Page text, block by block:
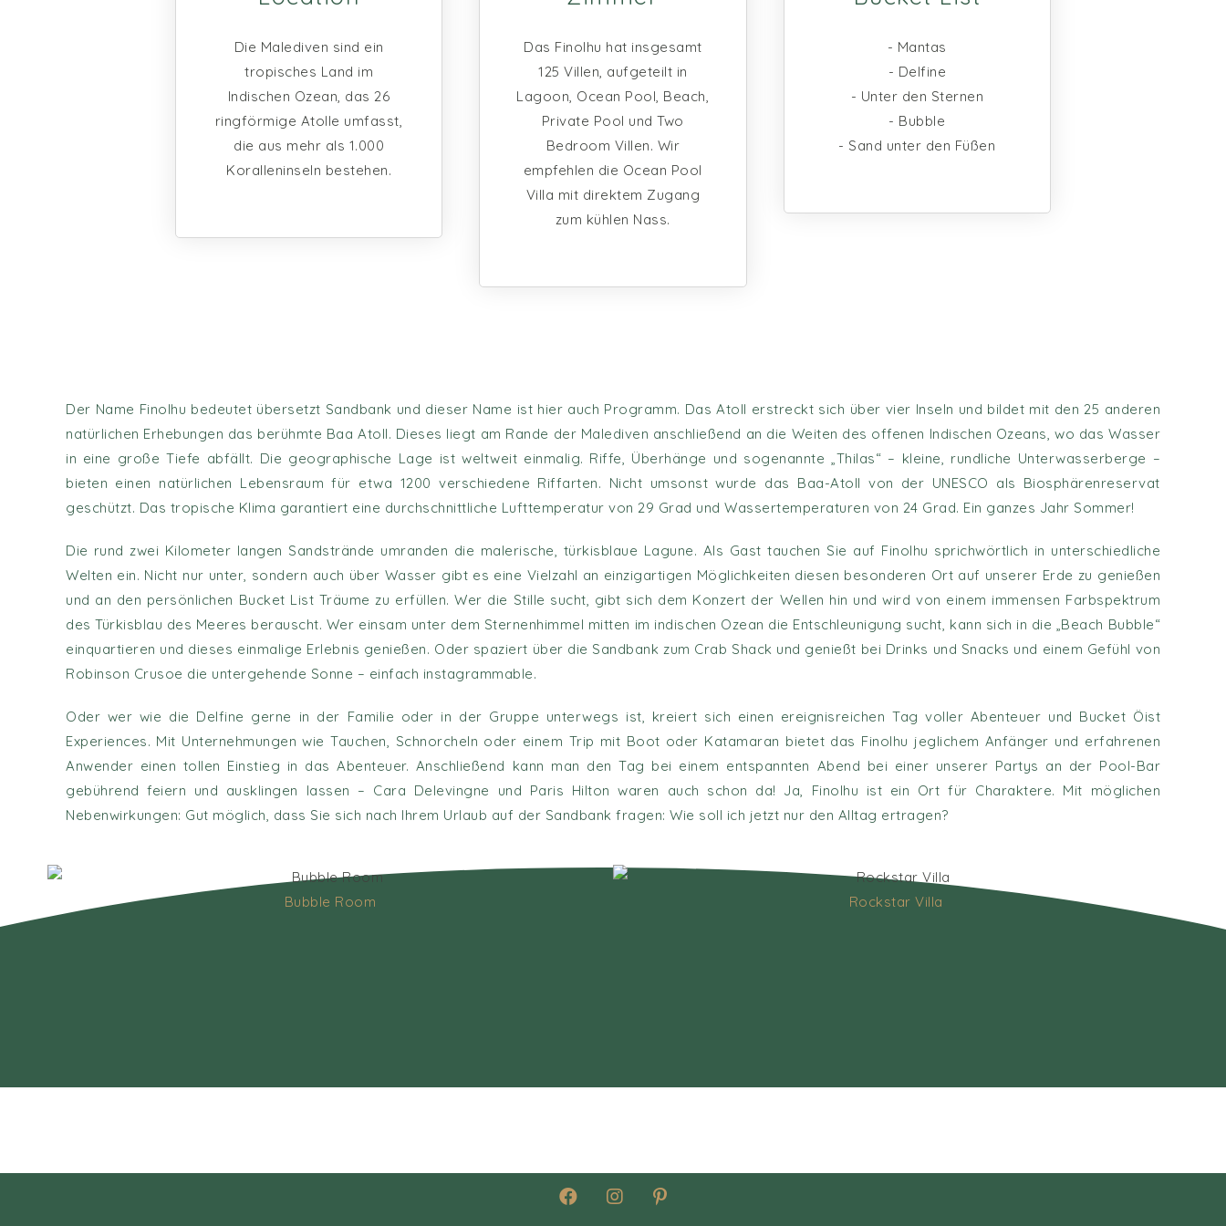
Die Malediven sind ein
tropisches Land im
Indischen Ozean, das 26
ringförmige Atolle umfasst,
die aus mehr als 1.000
Koralleninseln bestehen.
Das Finolhu hat insgesamt
125 Villen, aufgeteilt in
Lagoon, Ocean Pool, Beach,
Private Pool und Two
Bedroom Villen. Wir
empfehlen die Ocean Pool
Villa mit direktem Zugang
zum kühlen Nass.
- Mantas
- Delfine
- Unter den Sternen
- Bubble
- Sand unter den Füßen
Der Name Finolhu bedeutet übersetzt Sandbank und dieser Name ist hier auch Programm. Das Atoll erstreckt sich über vier Inseln und bildet mit den 25 anderen
natürlichen Erhebungen das berühmte Baa Atoll. Dieses liegt am Rande der Malediven anschließend an die Weiten des offenen Indischen Ozeans, wo das Wasser
in eine große Tiefe abfällt. Die geographische Lage ist weltweit einmalig. Riffe, Überhänge und sogenannte „Thilas“ – kleine, rundliche Unterwasserberge –
bieten einen natürlichen Lebensraum für etwa 1200 verschiedene Riffarten. Nicht umsonst wurde das Baa-Atoll von der UNESCO als Biosphärenreservat
geschützt. Das tropische Klima garantiert eine durchschnittliche Lufttemperatur von 29 Grad und Wassertemperaturen von 24 Grad. Ein ganzes Jahr Sommer!
Die rund zwei Kilometer langen Sandstrände umranden die malerische, türkisblaue Lagune. Als Gast tauchen Sie auf Finolhu sprichwörtlich in unterschiedliche
Welten ein. Nicht nur unter, sondern auch über Wasser gibt es eine Vielzahl an einzigartigen Möglichkeiten diesen besonderen Ort auf unserer Erde zu genießen
und an den persönlichen Bucket List Träume zu erfüllen. Wer die Stille sucht, gibt sich dem Konzert der Wellen hin und wird von einem immensen Farbspektrum
des Türkisblau des Meeres berauscht. Wer einsam unter dem Sternenhimmel mitten im indischen Ozean die Entschleunigung sucht, kann sich in die „Beach Bubble“
einquartieren und dieses einmalige Erlebnis genießen. Oder spaziert über die Sandbank zum Crab Shack und genießt bei Drinks und Snacks und einem Gefühl von
Robinson Crusoe die untergehende Sonne – einfach instagrammable.
Oder wer wie die Delfine gerne in der Familie oder in der Gruppe unterwegs ist, kreiert sich einen ereignisreichen Tag voller Abenteuer und Bucket Öist
Experiences. Mit Unternehmungen wie Tauchen, Schnorcheln oder einem Trip mit Boot oder Katamaran bietet das Finolhu jeglichem Anfänger und erfahrenen
Anwender einen tollen Einstieg in das Abenteuer. Anschließend kann man den Tag bei einem entspannten Abend bei einer unserer Partys an der Pool-Bar
gebührend feiern und ausklingen lassen – Cara Delevingne und Paris Hilton waren auch schon da! Ja, Finolhu ist ein Ort für Charaktere. Mit möglichen
Nebenwirkungen: Gut möglich, dass Sie sich nach Ihrem Urlaub auf der Sandbank fragen: Wie soll ich jetzt nur den Alltag ertragen?
Bubble Room Rockstar Villa